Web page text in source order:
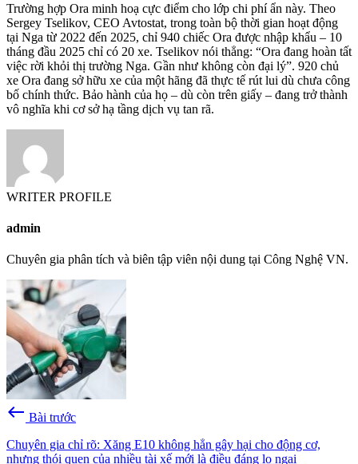
Trường hợp Ora minh hoạ cực điểm cho lớp chi phí ẩn này. Theo
Sergey Tselikov, CEO Avtostat, trong toàn bộ thời gian hoạt động
tại Nga từ 2022 đến 2025, chỉ 940 chiếc Ora được nhập khẩu – 10
tháng đầu 2025 chỉ có 20 xe. Tselikov nói thẳng: “Ora đang hoàn tất
việc rời khỏi thị trường Nga. Gần như không còn đại lý”. 920 chủ
xe Ora đang sở hữu xe của một hãng đã thực tế rút lui dù chưa công
bố chính thức. Bảo hành của họ – dù còn trên giấy – đang trở thành
vô nghĩa khi cơ sở hạ tầng dịch vụ tan rã.
WRITER PROFILE
admin
Chuyên gia phân tích và biên tập viên nội dung tại Công Nghệ VN.
west Bài trước
Chuyên gia chỉ rõ: Xăng E10 không hẳn gây hại cho động cơ,
nhưng thói quen của nhiều tài xế mới là điều đáng lo ngại